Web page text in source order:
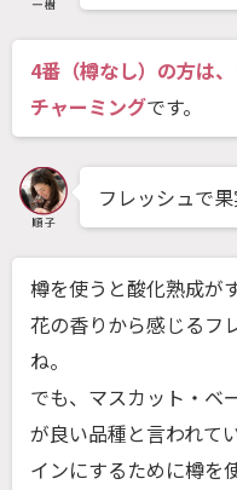
4番（樽なし）の方は
チャーミングです。
フレッシュで果
樽を使うと酸化熟成が
花の香りから感じるフ
ね。
でも、マスカット・ベ
が良い品種と言われて
インにするために樽を